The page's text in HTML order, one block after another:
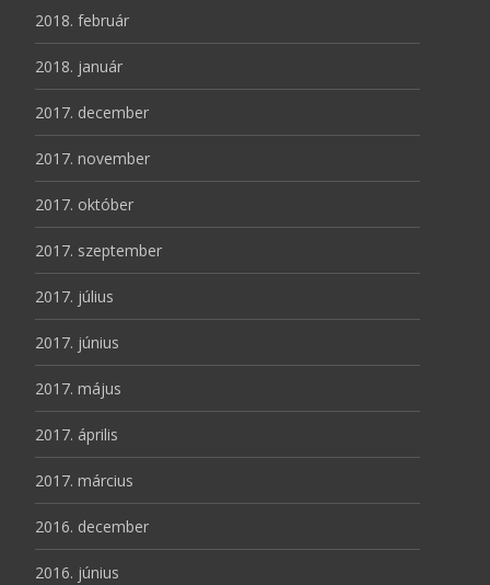
2018. február
2018. január
2017. december
2017. november
2017. október
2017. szeptember
2017. július
2017. június
2017. május
2017. április
2017. március
2016. december
2016. június